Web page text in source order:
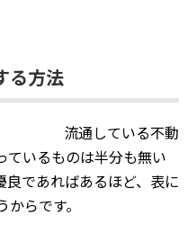
る方法
流通している不動
ているものは半分も無い
良であればあるほど、表に
らです。